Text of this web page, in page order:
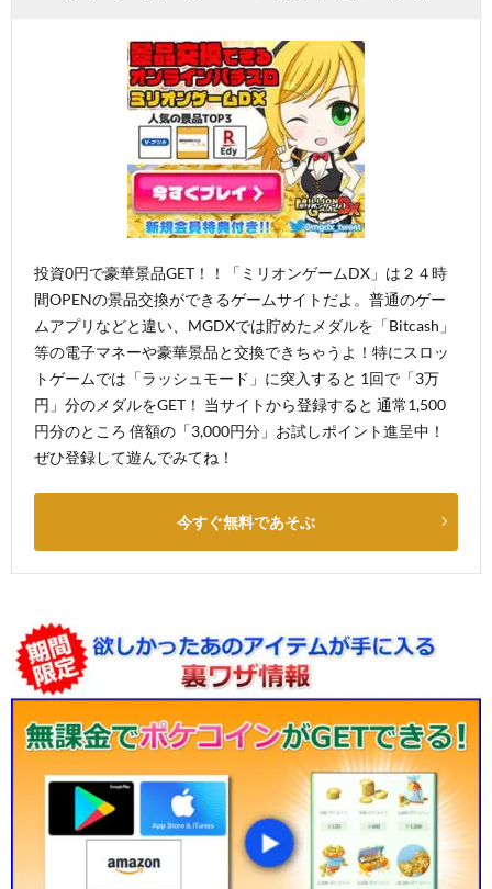
投資0円で豪華景品GET！！「ミリオンゲームDX」は２４時
間OPENの景品交換ができるゲームサイトだよ。普通のゲー
ムアプリなどと違い、MGDXでは貯めたメダルを「Bitcash」
等の電子マネーや豪華景品と交換できちゃうよ！特にスロッ
トゲームでは「ラッシュモード」に突入すると 1回で「3万
円」分のメダルをGET！ 当サイトから登録すると 通常1,500
円分のところ 倍額の「3,000円分」お試しポイント進呈中！
ぜひ登録して遊んでみてね！
今すぐ無料であそぶ